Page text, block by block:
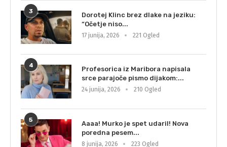
3
Dorotej Klinc brez dlake na jeziku:
“Očetje niso...
17 junija, 2026 221 Ogled
4
Profesorica iz Maribora napisala
srce parajoče pismo dijakom:...
24 junija, 2026 210 Ogled
5
Aaaa! Murko je spet udaril! Nova
poredna pesem...
8 junija, 2026 223 Ogled